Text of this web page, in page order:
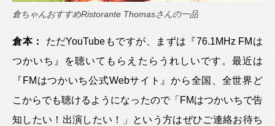
倉ちゃんおすすめRistorante Thomasさんの一品
倉本：
ただYouTubeもですが、まずは『76.1MHz FMは
つかいち』を聴いてもらえたらうれしいです。最近は
『FMはつかいち公式Webサイト』から全国、全世界ど
こからでも聴けるようになったので「FMはつかいちで告
知したい！出演したい！」という方はぜひご連絡お待ち